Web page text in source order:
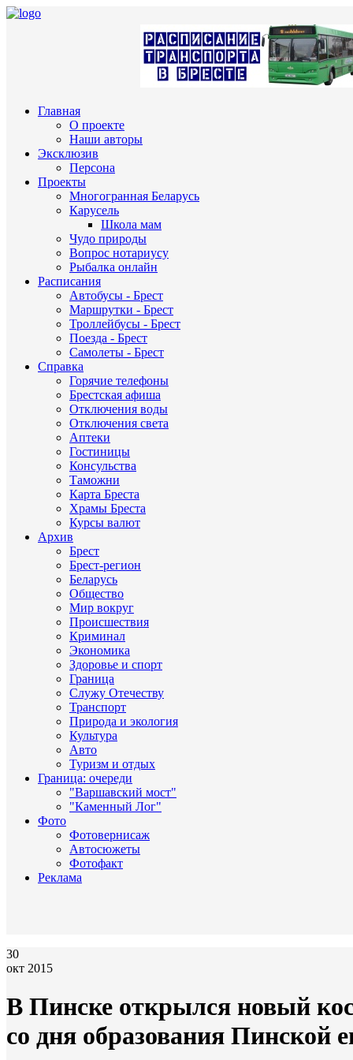
Главная
О проекте
Наши авторы
Эксклюзив
Персона
Проекты
Многогранная Беларусь
Карусель
Школа мам
Чудо природы
Вопрос нотариусу
Рыбалка онлайн
Расписания
Автобусы - Брест
Маршрутки - Брест
Троллейбусы - Брест
Поезда - Брест
Самолеты - Брест
Справка
Горячие телефоны
Брестская афиша
Отключения воды
Отключения света
Аптеки
Гостиницы
Консульства
Таможни
Карта Бреста
Храмы Бреста
Курсы валют
Архив
Брест
Брест-регион
Беларусь
Общество
Мир вокруг
Происшествия
Криминал
Экономика
Здоровье и спорт
Граница
Служу Отечеству
Транспорт
Природа и экология
Культура
Авто
Туризм и отдых
Граница: очереди
"Варшавский мост"
"Каменный Лог"
Фото
Фотовернисаж
Автосюжеты
Фотофакт
Реклама
30
окт 2015
В Пинске открылся новый
со дня образования Пинской